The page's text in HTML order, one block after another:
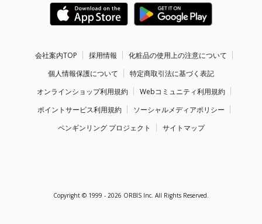
会社案内TOP 採用情報
化粧品の使用上の注意について
個人情報保護について
特定商取引法に基づく表記
オンラインショップ利用規約
Webコミュニティ利用規約
ポイントサービス利用規約
ソーシャルメディアポリシー
ペンギンリング プロジェクト
サイトマップ
Copyright © 1999 - 2026 ORBIS Inc. All Rights Reserved.